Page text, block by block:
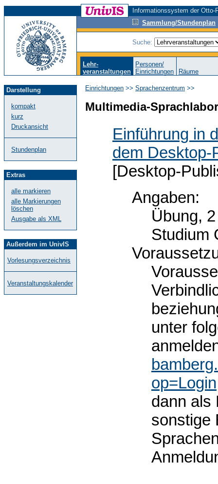
Informationssystem der
Sammlung/Stundenplan
Suche:
Lehr-
veranstaltungen
Personen/
Einrichtungen
Räume
Darstellung
kompakt
kurz
Druckansicht
Stundenplan
Extras
alle markieren
alle Markierungen
löschen
Ausgabe als XML
Außerdem im UnivIS
Vorlesungsverzeichnis
Veranstaltungskalender
Einrichtungen >> Sprachenzentrum >>
Multimedia-Sprachlabor
Einführung in
dem Desktop-
[Desktop-
Angaben:
Übung,
Studium
unter
op=Login
dann als
sonstige